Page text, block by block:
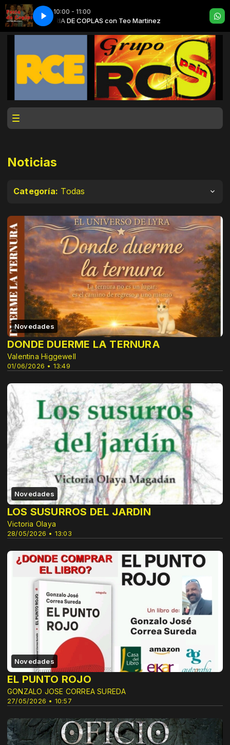
10:00 - 11:00
FERIA DE COPLAS con Teo Martinez
Noticias
Categoría: Todas
Novedades
01/06/2026 • 13:49
DONDE DUERME LA TERNURA
Valentina Higgewell
Novedades
28/05/2026 • 13:03
LOS SUSURROS DEL JARDIN
Victoria Olaya
Novedades
27/05/2026 • 10:57
EL PUNTO ROJO
GONZALO JOSE CORREA SUREDA